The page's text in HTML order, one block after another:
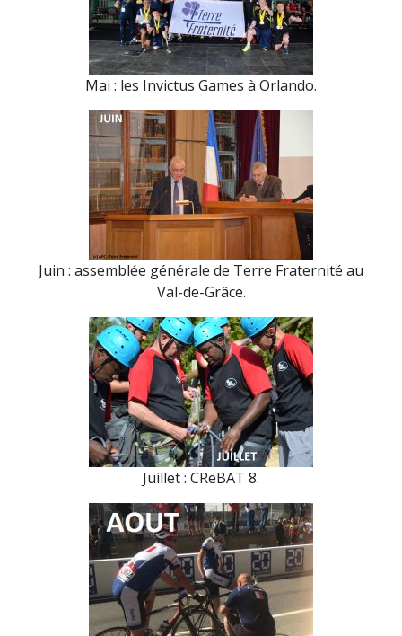
Mai : les Invictus Games à Orlando.
Juin : assemblée générale de Terre Fraternité au
Val-de-Grâce.
Juillet : CReBAT 8.